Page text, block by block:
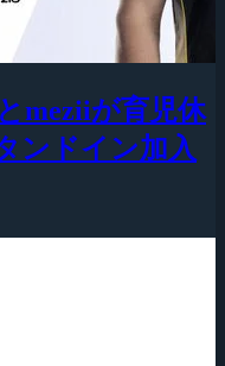
meziiが育児休
ンドイン加入